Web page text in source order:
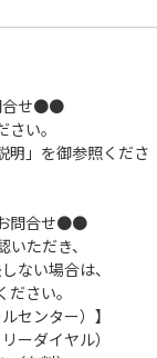
合せ●●
い。
明」を御参照くださ
問合せ●●
ただき、
ない場合は、
さい。
センター）】
ーダイヤル）